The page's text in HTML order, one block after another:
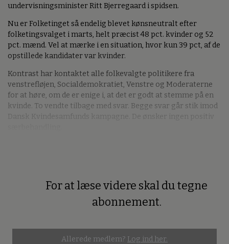
undervisningsminister Ritt Bjerregaard i spidsen.
Nu erFolketinget så endelig blevet kønsneutralt efter
folketingsvalget i marts, helt præcist 48 pct. kvinder og 52
pct. mænd. Vel at mærke i en situation, hvor kun 39 pct, af de
opstillede kandidater var kvinder.
Kontrast har kontaktet alle folkevalgte politikere fra
venstrefløjen, Socialdemokratiet, Venstre og Moderaterne
for at høre, om de er enige i, at det er godt at stemme på en
kvinde. To vendte tilbage med svar. Begge svar går stik imod
Dansk Kvindesamfunds kampagne. De ønsker ingen positiv
For at læse videre skal du tegne
abonnement.
Allerede medlem? Log ind her.